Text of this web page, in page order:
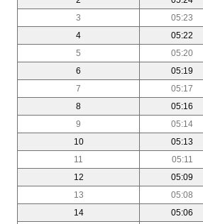
3
05:23
4
05:22
5
05:20
6
05:19
7
05:17
8
05:16
9
05:14
10
05:13
11
05:11
12
05:09
13
05:08
14
05:06